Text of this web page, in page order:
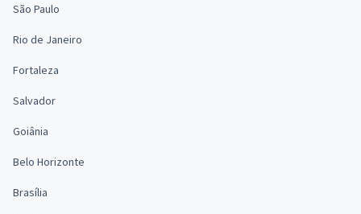
São Paulo
Rio de Janeiro
Fortaleza
Salvador
Goiânia
Belo Horizonte
Brasília